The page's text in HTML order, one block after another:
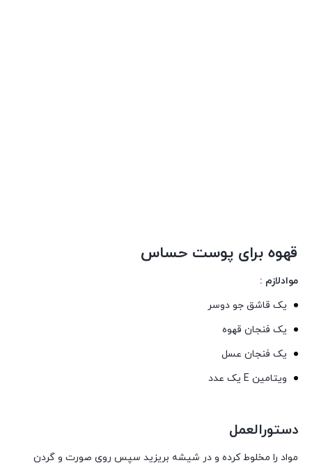
قهوه برای پوست حساس
موادلازم :
یک قاشق جو دوسر
یک فنجان قهوه
یک فنجان عسل
ویتامین E یک عدد
دستورالعمل
مواد را مخلوط کرده و در شیشه بریزید سپس روی صورت و گردن